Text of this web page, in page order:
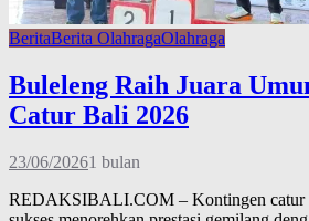
BeritaBerita OlahragaOlahraga
Buleleng Raih Juara
Catur Bali 2026
23/06/20261 bulan
REDAKSIBALI.COM – Kontingen catur